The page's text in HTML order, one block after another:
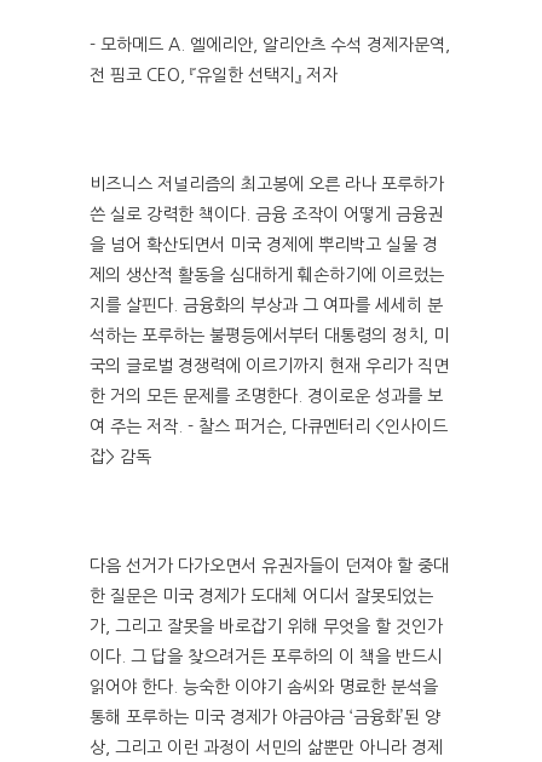
- 모하메드 A. 엘에리안, 알리안츠 수석 경제자문역,
전 핌코 CEO, 『유일한 선택지』 저자
비즈니스 저널리즘의 최고봉에 오른 라나 포루하가
쓴 실로 강력한 책이다. 금융 조작이 어떻게 금융권
을 넘어 확산되면서 미국 경제에 뿌리박고 실물 경
제의 생산적 활동을 심대하게 훼손하기에 이르렀는
지를 살핀다. 금융화의 부상과 그 여파를 세세히 분
석하는 포루하는 불평등에서부터 대통령의 정치, 미
국의 글로벌 경쟁력에 이르기까지 현재 우리가 직면
한 거의 모든 문제를 조명한다. 경이로운 성과를 보
여 주는 저작. - 찰스 퍼거슨, 다큐멘터리 <인사이드
잡> 감독
다음 선거가 다가오면서 유권자들이 던져야 할 중대
한 질문은 미국 경제가 도대체 어디서 잘못되었는
가, 그리고 잘못을 바로잡기 위해 무엇을 할 것인가
이다. 그 답을 찾으려거든 포루하의 이 책을 반드시
읽어야 한다. 능숙한 이야기 솜씨와 명료한 분석을
통해 포루하는 미국 경제가 야금야금 ‘금융화’된 양
상, 그리고 이런 과정이 서민의 삶뿐만 아니라 경제